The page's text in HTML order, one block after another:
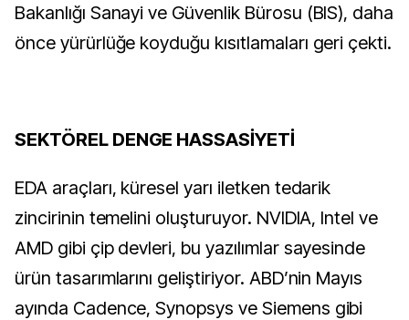
Bakanlığı Sanayi ve Güvenlik Bürosu (BIS), daha
önce yürürlüğe koyduğu kısıtlamaları geri çekti.
SEKTÖREL DENGE HASSASİYETİ
EDA araçları, küresel yarı iletken tedarik
zincirinin temelini oluşturuyor. NVIDIA, Intel ve
AMD gibi çip devleri, bu yazılımlar sayesinde
ürün tasarımlarını geliştiriyor. ABD’nin Mayıs
ayında Cadence, Synopsys ve Siemens gibi